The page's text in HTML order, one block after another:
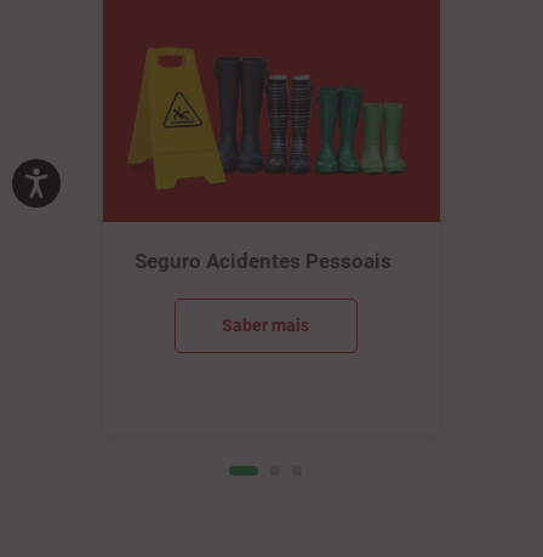
Seguro Acidentes Pessoais
Saber mais